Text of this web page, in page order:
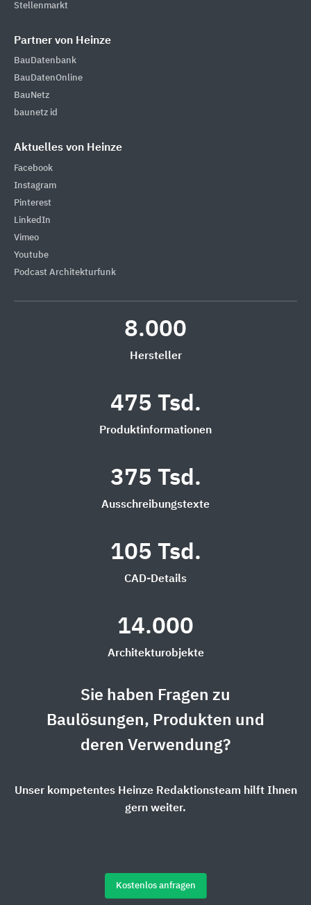
Stellenmarkt
Partner von Heinze
BauDatenbank
BauDatenOnline
BauNetz
baunetz id
Aktuelles von Heinze
Facebook
Instagram
Pinterest
LinkedIn
Vimeo
Youtube
Podcast Architekturfunk
8.000
Hersteller
475 Tsd.
Produktinformationen
375 Tsd.
Ausschreibungstexte
105 Tsd.
CAD-Details
14.000
Architekturobjekte
Sie haben Fragen zu
Baulösungen, Produkten und
deren Verwendung?
Unser kompetentes Heinze Redaktionsteam hilft Ihnen
gern weiter.
Kostenlos anfragen